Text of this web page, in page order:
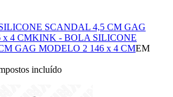
SCANDAL 4,5 CM GAG
x 4 CMKINK - BOLA SILICONE
GAG MODELO 2 146 x 4 CMEM
incluído